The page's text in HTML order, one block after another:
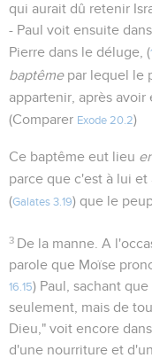
qui aurait dû retenir
- Paul voit ensuite
Pierre dans le déluge, (
baptêmepar lequel le
appartenir, après avoir
(Comparer Exode 20.2)
Ce baptême eut lieu
parce que c'est à lui
(Galates 3.19) que le
3 De la manne. A
parole que Moïse
16.15) Paul, sachant
seulement, mais de
Dieu," voit encore
d'une nourriture et